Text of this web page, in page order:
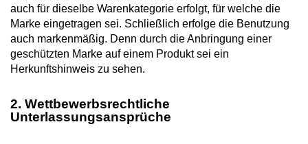
auch für dieselbe Warenkategorie erfolgt, für welche die
Marke eingetragen sei. Schließlich erfolge die Benutzung
auch markenmäßig. Denn durch die Anbringung einer
geschützten Marke auf einem Produkt sei ein
Herkunftshinweis zu sehen.
2. Wettbewerbsrechtliche
Unterlassungsansprüche